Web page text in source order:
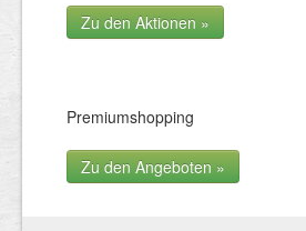
Zu den Aktionen »
Premiumshopping
Zu den Angeboten »